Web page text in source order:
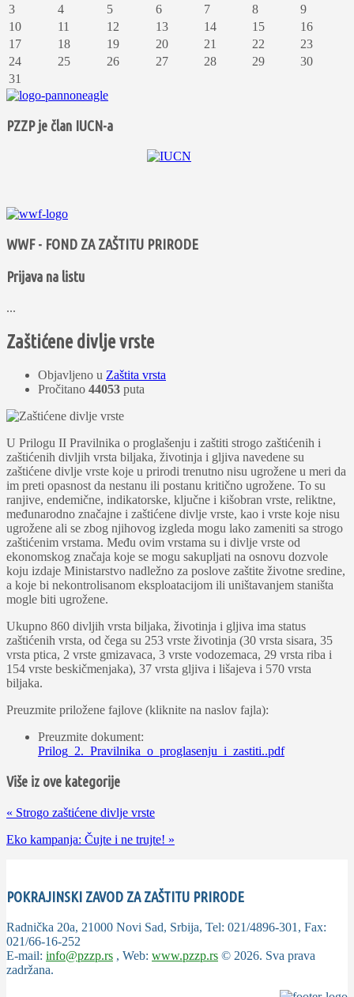
3
4 5 6 7 8
9
10
11 12 13 14 15
16
17
18 19 20 21 22
23
24
25 26 27 28 29
30
31
PZZP je član IUCN-a
WWF - FOND ZA ZAŠTITU PRIRODE
Prijava na listu
...
Zaštićene divlje vrste
Objavljeno u Zaštita vrsta
Pročitano 44053 puta
U Prilogu II Pravilnika o proglašenju i zaštiti strogo zaštićenih i
zaštićenih divljih vrsta biljaka, životinja i gljiva navedene su
zaštićene divlje vrste koje u prirodi trenutno nisu ugrožene u meri da
im preti opasnost da nestanu ili postanu kritično ugrožene. To su
ranjive, endemične, indikatorske, ključne i kišobran vrste, reliktne,
međunarodno značajne i zaštićene divlje vrste, kao i vrste koje nisu
ugrožene ali se zbog njihovog izgleda mogu lako zameniti sa strogo
zaštićenim vrstama. Među ovim vrstama su i divlje vrste od
ekonomskog značaja koje se mogu sakupljati na osnovu dozvole
koju izdaje Ministarstvo nadležno za poslove zaštite životne sredine,
a koje bi nekontrolisanom eksploatacijom ili uništavanjem staništa
mogle biti ugrožene.
Ukupno 860 divljih vrsta biljaka, životinja i gljiva ima status
zaštićenih vrsta, od čega su 253 vrste životinja (30 vrsta sisara, 35
vrsta ptica, 2 vrste gmizavaca, 3 vrste vodozemaca, 29 vrsta riba i
154 vrste beskičmenjaka), 37 vrsta gljiva i lišajeva i 570 vrsta
biljaka.
Preuzmite priložene fajlove (kliknite na naslov fajla):
Preuzmite dokument:
Prilog_2._Pravilnika_o_proglasenju_i_zastiti..pdf
Više iz ove kategorije
« Strogo zaštićene divlje vrste
Eko kampanja: Čujte i ne trujte! »
POKRAJINSKI ZAVOD ZA ZAŠTITU PRIRODE
Radnička 20a, 21000 Novi Sad, Srbija, Tel: 021/4896-301, Fax:
021/66-16-252
E-mail: info@pzzp.rs , Web: www.pzzp.rs © 2026. Sva prava
zadržana.